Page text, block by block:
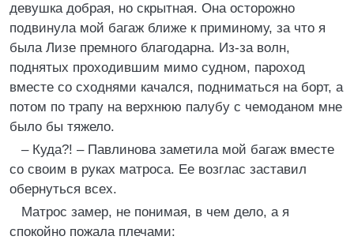
девушка добрая, но скрытная. Она осторожно
подвинула мой багаж ближе к приминому, за что я
была Лизе премного благодарна. Из-за волн,
поднятых проходившим мимо судном, пароход
вместе со сходнями качался, подниматься на борт, а
потом по трапу на верхнюю палубу с чемоданом мне
было бы тяжело.
– Куда?! – Павлинова заметила мой багаж вместе
со своим в руках матроса. Ее возглас заставил
обернуться всех.
Матрос замер, не понимая, в чем дело, а я
спокойно пожала плечами: